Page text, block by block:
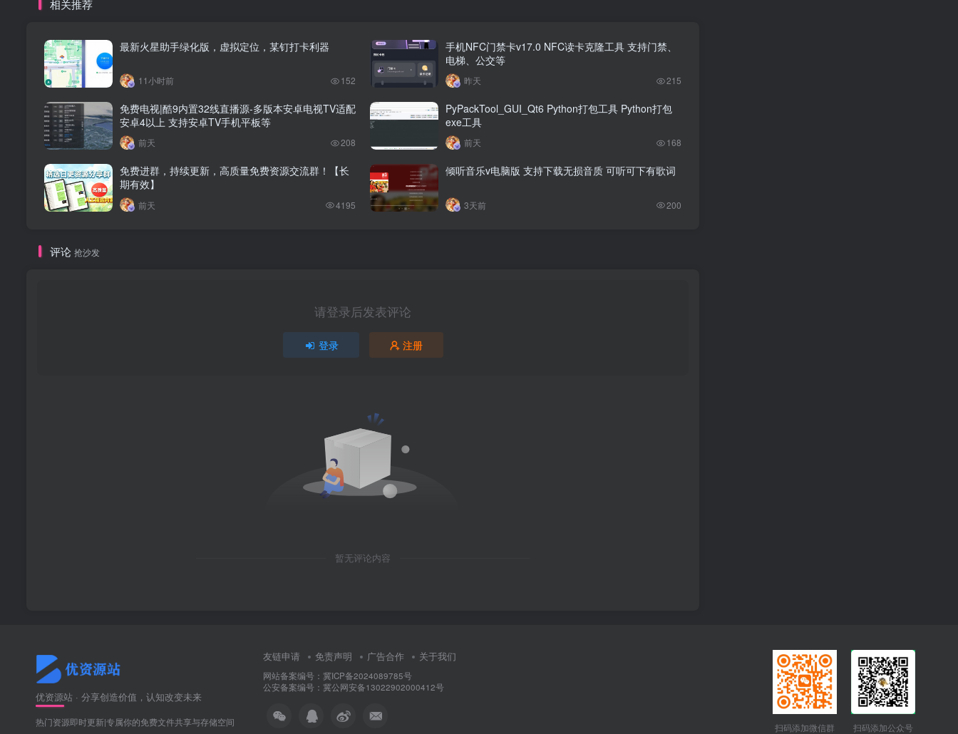
相关推荐
最新火星助手绿化版，虚拟定位，某钉打卡利器
11小时前 152
手机NFC门禁卡v17.0 NFC读卡克隆工具 支持门禁、
电梯、公交等
昨天 215
免费电视|酷9内置32线直播源-多版本安卓电视TV适配
安卓4以上 支持安卓TV手机平板等
前天 208
PyPackTool_GUI_Qt6 Python打包工具 Python打包
exe工具
前天 168
免费进群，持续更新，高质量免费资源交流群！【长
期有效】
前天 4195
倾听音乐v电脑版 支持下载无损音质 可听可下有歌词
3天前 200
评论 抢沙发
请登录后发表评论
登录 注册
暂无评论内容
优资源站 · 分享创造价值，认知改变未来
热门资源即时更新|专属你的免费文件共享与存储空间
友链申请 免责声明 广告合作 关于我们
网站备案编号：冀ICP备2024089785号
公安备案编号：冀公网安备13022902000412号
扫码添加微信群 扫码添加公众号